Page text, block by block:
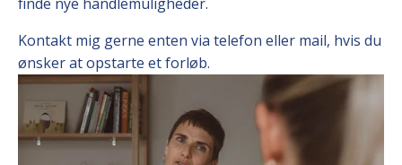
Kontakt mig gerne enten via telefon eller mail, hvis du
ønsker at opstarte et forløb.